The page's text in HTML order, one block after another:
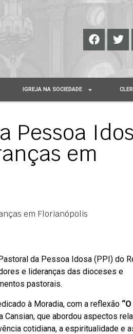
IGREJA NA SOCIEDADE
Pessoa
em
em Florianópolis
da Pessoa Idosa (PPI) do
e lideranças das dioceses e
pastorais.
à Moradia, com a reflexão
Cansian, que abordou aspectos
cotidiana, a espiritualidade e